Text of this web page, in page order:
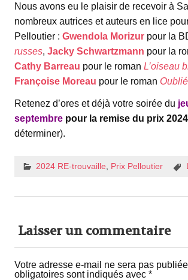
Nous avons eu le plaisir de recevoir à
nombreux autrices et auteurs en lice
Pelloutier : Gwendola Morizur pour la
russes, Jacky Schwartzmann pour la
Cathy Barreau pour le roman L’oiseau
Françoise Moreau pour le roman
Retenez d’ores et déjà votre soirée du
septembre pour la remise du prix 2024
déterminer).
2024 RE-trouvaille Prix Pelloutier
Laisser un commentaire
Votre adresse e-mail ne sera pas
obligatoires sont indiqués avec *